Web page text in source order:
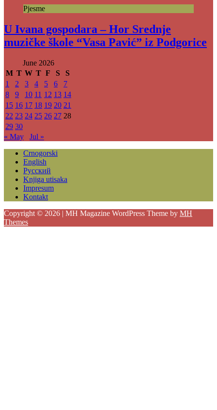
Pjesme
U Ivana gospodara – Hor Srednje
muzičke škole “Vasa Pavić” iz Podgorice
June 2026
M T W T F S
S
1
2 3 4 5 6
7
8
9 10 11 12 13 14
15 16 17 18 19 20 21
22 23 24 25 26 27 28
29 30
« May
Jul »
Crnogorski
English
Русский
Knjiga utisaka
Impresum
Kontakt
Copyright © 2026 | MH Magazine WordPress Theme by MH
Themes